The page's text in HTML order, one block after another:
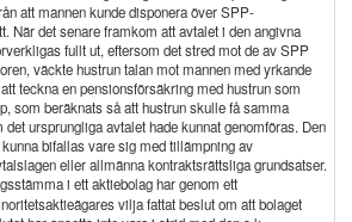
att mannen kunde disponera över SPP-
När det senare framkom att avtalet i den angivna
fullt ut, eftersom det stred mot de av SPP
väckte hustrun talan mot mannen med yrkande
teckna en pensionsförsäkring med hustrun som
som beräknats så att hustrun skulle få samma
ursprungliga avtalet hade kunnat genomföras. Den
bifallas vare sig med tillämpning av
eller allmänna kontraktsrättsliga grundsatser.
i ett aktiebolag har genom ett
vilja fattat beslut om att bolaget